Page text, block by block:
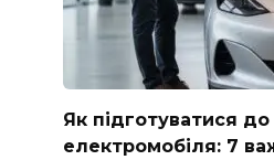
Як підготуватися до
електромобіля: 7